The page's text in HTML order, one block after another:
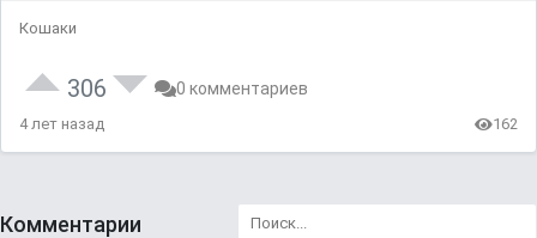
Кошаки
306 0 комментариев
4 лет назад 162
Комментарии